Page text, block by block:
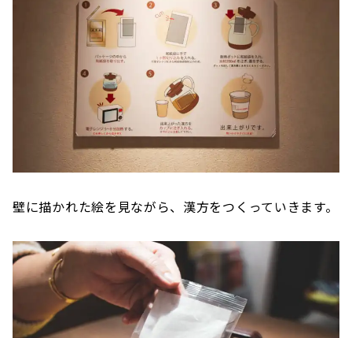
壁に描かれた絵を見ながら、漢方をつくっていきます。